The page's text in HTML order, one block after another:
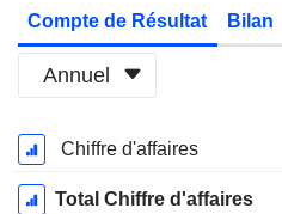
Compte de Résultat Bilan
Annuel
Période
Fiscale:
Décembre
Chiffre d'affaires
Total Chiffre d'affaires